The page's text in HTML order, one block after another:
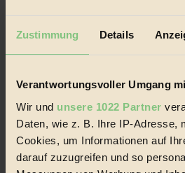
Zustimmung Details
Verantwortungsvoller Umgang
Wir und unsere 1022 Partner
Daten, wie z. B. Ihre IP-Adresse,
Cookies, um Informationen auf
darauf zuzugreifen und so
© 2026 Biorama GmbH
Impressum & Disclaimer
Datenschutz
Mediadaten
Biorama steht für einen nachhaltigen
Lebenswandel. Es ist eine moderne
und Produkte, ein Leitfaden im schnell
Handels mit Bioprodukten, des Fair-